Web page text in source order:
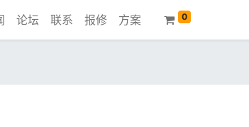
论坛 联系 报修 方案 0